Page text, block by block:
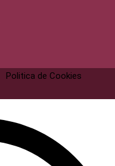
Politica de Cookies